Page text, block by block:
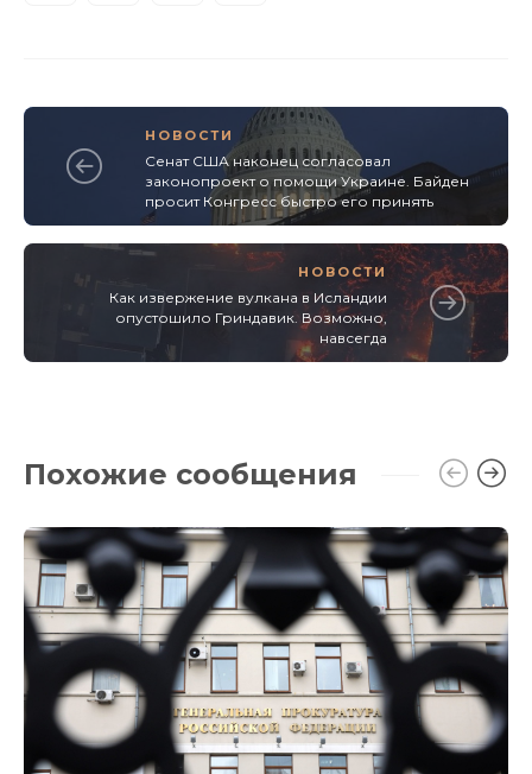
НОВОСТИ
Сенат США наконец согласовал
законопроект о помощи Украине. Байден
просит Конгресс быстро его принять
НОВОСТИ
Как извержение вулкана в Исландии
опустошило Гриндавик. Возможно,
навсегда
Похожие сообщения